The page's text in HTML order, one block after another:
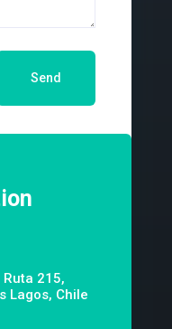
Send
215,
Lagos, Chile